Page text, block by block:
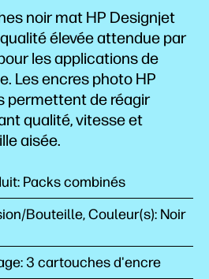
noir mat HP Designjet
qualité élevée attendue par
les applications de
Les encres photo HP
permettent de réagir
qualité, vitesse et
aisée.
Packs combinés
Bouteille, Couleur(s): Noir
3 cartouches d'encre